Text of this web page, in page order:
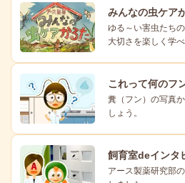
みんなの虫ケア
ゆる～い害虫たち
大切さを楽しく学
これって何のフ
糞（フン）の写真
しょう。
飼育室deインタ
アース製薬研究部